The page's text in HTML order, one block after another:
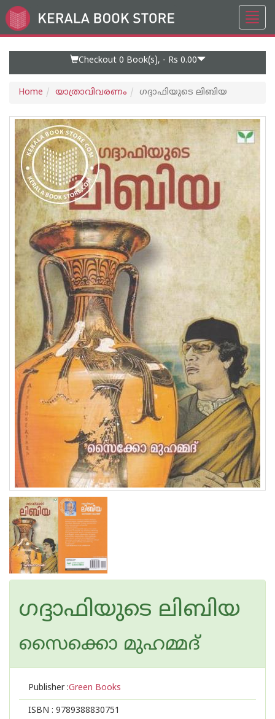
Go
to
Checkout 0 Book(s), - Rs 0.00
Home യാത്രാവിവരണം ഗദ്ദാഫിയുടെ ലിബിയ
ഗദ്ദാഫിയുടെ ലിബിയ
സൈക്കൊ മുഹമ്മദ്
Publisher :Green Books
ISBN : 9789388830751